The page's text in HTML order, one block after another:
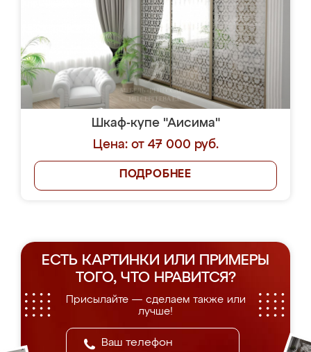
Шкаф-купе "Аисима"
Цена: от 47 000 руб.
ПОДРОБНЕЕ
ЕСТЬ КАРТИНКИ ИЛИ ПРИМЕРЫ
ТОГО, ЧТО НРАВИТСЯ?
Присылайте — сделаем также или
лучше!